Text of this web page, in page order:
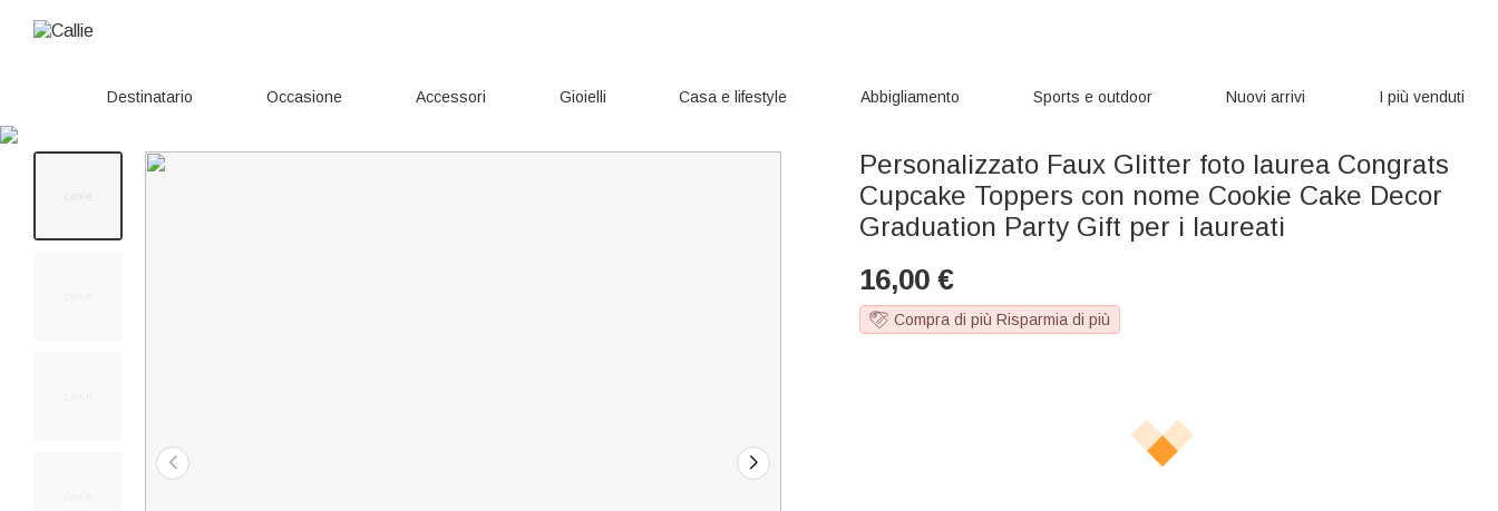
Destinatario Occasione Accessori Gioielli Casa e lifestyle Abbigliamento Sports e outdoor Nuovi arrivi I più venduti
Personalizzato Faux Glitter foto laurea Congrats
Cupcake Toppers con nome Cookie Cake Decor
Graduation Party Gift per i laureati
16,00 €
Compra di più Risparmia di più